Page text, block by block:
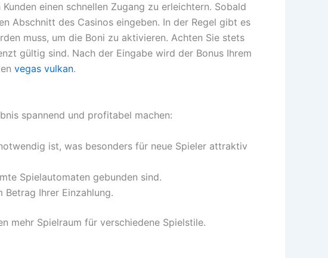
einen schnellen Zugang zu erleichtern. Sobald
Abschnitt des Casinos eingeben. In der Regel gibt es
muss, um die Boni zu aktivieren. Achten Sie stets
gültig sind. Nach der Eingabe wird der Bonus Ihrem
vegas vulkan.
spannend und profitabel machen:
ist, was besonders für neue Spieler attraktiv
Spielautomaten gebunden sind.
Ihrer Einzahlung.
mehr Spielraum für verschiedene Spielstile.